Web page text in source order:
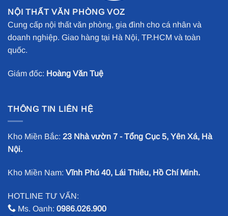
NỘI THẤT VĂN PHÒNG VOZ
Cung cấp nội thất văn phòng, gia đình cho cá nhân và
doanh nghiệp. Giao hàng tại Hà Nội, TP.HCM và toàn
quốc.
Giám đốc: Hoàng Văn Tuệ
THÔNG TIN LIÊN HỆ
Kho Miền Bắc: 23 Nhà vườn 7 - Tổng Cục 5, Yên Xá, Hà
Nội.
Kho Miền Nam: Vĩnh Phú 40, Lái Thiêu, Hồ Chí Minh.
HOTLINE TƯ VẤN:
Ms. Oanh: 0986.026.900